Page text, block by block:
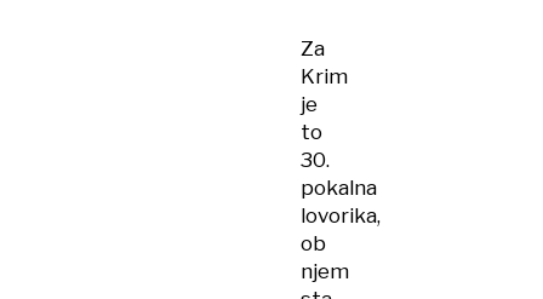
Za
Krim
je
to
30.
pokalna
lovorika,
ob
njem